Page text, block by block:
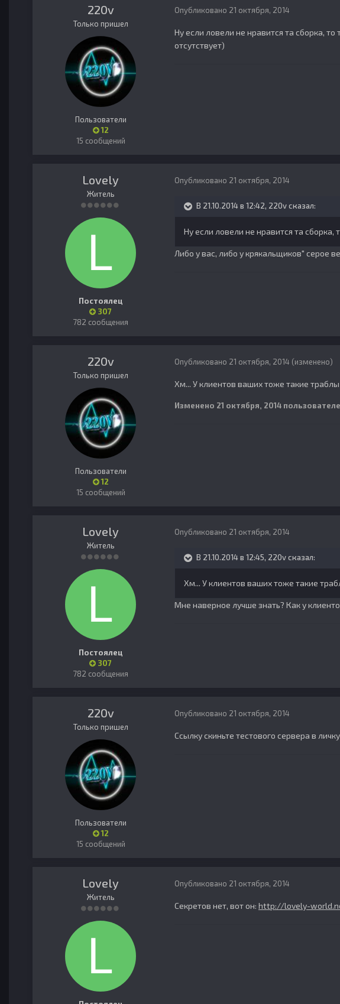
220v
Только пришел
Пользователи
12
15 сообщений
Опубликовано 21 октября, 2014
Ну если ловели не нравится та сборка, то
отсутствует)
Lovely
Житель
Постоялец
307
782 сообщения
Опубликовано 21 октября, 2014
В 21.10.2014 в 12:42, 220v сказал:
Ну если ловели не нравится та сборка,
Либо у вас, либо у крякальщиков" серое
220v
Только пришел
Пользователи
12
15 сообщений
Опубликовано 21 октября, 2014 (изменено)
Хм... У клиентов ваших тоже такие траблы
Изменено 21 октября, 2014
Lovely
Житель
Постоялец
307
782 сообщения
Опубликовано 21 октября, 2014
В 21.10.2014 в 12:45, 220v сказал:
Хм... У клиентов ваших тоже такие
Мне наверное лучше знать? Как у
220v
Только пришел
Пользователи
12
15 сообщений
Опубликовано 21 октября, 2014
Ссылку скиньте тестового сервера в
Lovely
Житель
Опубликовано 21 октября, 2014
Секретов нет, вот он: http://lovely-